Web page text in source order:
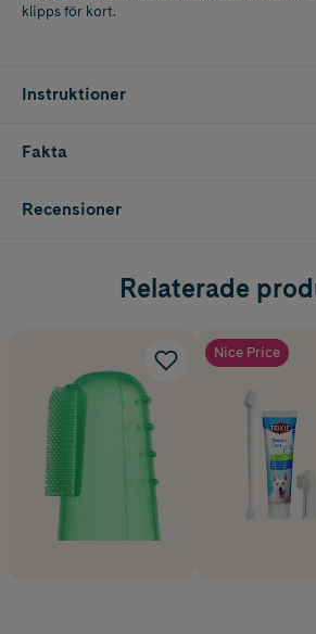
klipps för kort.
Instruktioner
Fakta
Recensioner
Relaterade
Nice Price